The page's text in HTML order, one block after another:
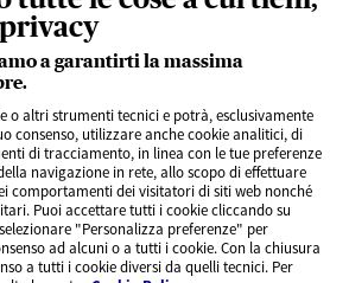
a garantirti la massima
o altri strumenti tecnici e potrà, esclusivamente
consenso, utilizzare anche cookie analitici, di
di tracciamento, in linea con le tue preferenze
navigazione in rete, allo scopo di effettuare
comportamenti dei visitatori di siti web nonché
Puoi accettare tutti i cookie cliccando su
"Personalizza preferenze" per
ad alcuni o a tutti i cookie. Con la chiusura
a tutti i cookie diversi da quelli tecnici. Per